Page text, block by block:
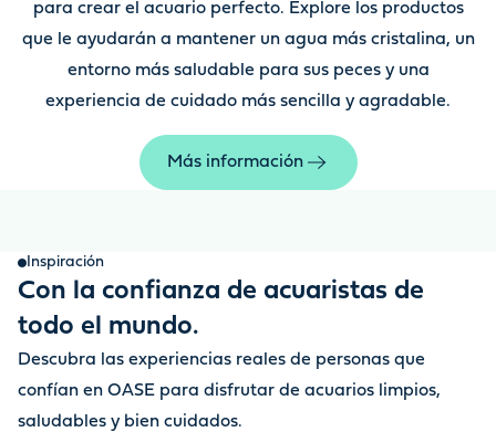
para crear el acuario perfecto. Explore los productos
que le ayudarán a mantener un agua más cristalina, un
entorno más saludable para sus peces y una
experiencia de cuidado más sencilla y agradable.
Más información
Inspiración
Con la confianza de acuaristas de
todo el mundo.
Descubra las experiencias reales de personas que
confían en OASE para disfrutar de acuarios limpios,
saludables y bien cuidados.